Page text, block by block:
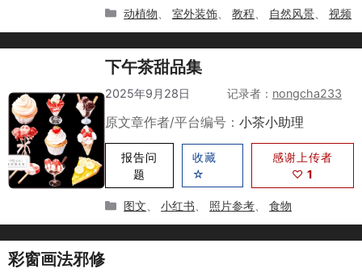
分
动植物 、室外装饰 、教程 自然风景 、视频
下午茶甜品集
2025年9月28日 nongcha233
原文章作者/平台编号： 小茶小助理
报告问
题
收藏
☆
感谢上传者
♡ 1
分
图文 、小红书 照片参考 、食物
彩窗画法邪修